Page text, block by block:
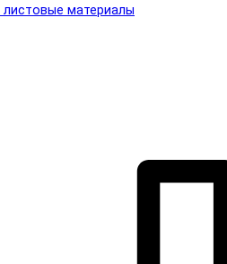
листовые материалы